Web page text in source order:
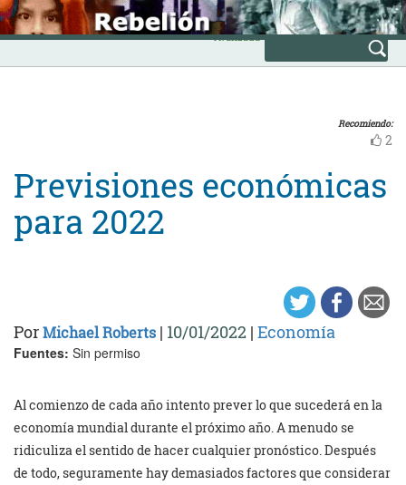
Skip
to
content
INICIO
Avanzada
Recomiendo:
2
Previsiones económicas
para 2022
PorMichael Roberts | 10/01/2022 | Economía
Fuentes: Sin permiso
Al comienzo de cada año intento prever lo que sucederá en la
economía mundial durante el próximo año. A menudo se
ridiculiza el sentido de hacer cualquier pronóstico. Después
de todo, seguramente hay demasiados factores que considerar